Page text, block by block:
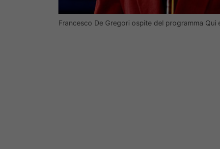
Francesco De Gregori ospite del programma